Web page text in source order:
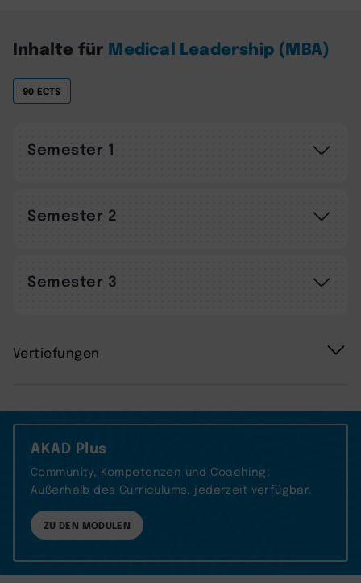
Inhalte für Medical Leadership (MBA)
90 ECTS
Semester 1
Semester 2
Semester 3
Vertiefungen
AKAD Plus
Community, Kompetenzen und Coaching:
Außerhalb des Curriculums, jederzeit verfügbar.
ZU DEN MODULEN